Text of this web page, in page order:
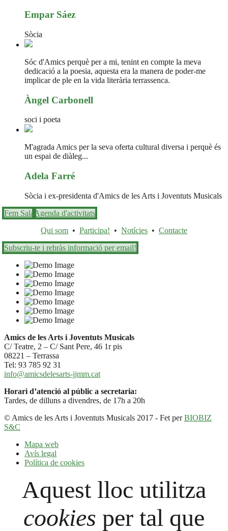
Empar Sáez
Sòcia
Sóc d'Amics perquè per a mi, tenint en compte la meva
dedicació a la poesia, aquesta era la manera de poder-me
implicar de ple en la vida literària terrassenca.
Àngel Carbonell
soci i poeta
M'agrada Amics per la seva oferta cultural diversa i perquè és
un espai de diàleg...
Adela Farré
Sòcia i ex-presidenta d'Amics de les Arts i Joventuts Musicals
Fem Sala Agenda d'activitats
Qui som • Participa! • Notícies • Contacte
Subscriu-te i rebràs informació per email!
Amics de les Arts i Joventuts Musicals
C/ Teatre, 2 – C/ Sant Pere, 46 1r pis
08221 – Terrassa
Tel: 93 785 92 31
info@amicsdelesarts-jjmm.cat
Horari d’atenció al públic a secretaria:
Tardes, de dilluns a divendres, de 17h a 20h
© Amics de les Arts i Joventuts Musicals 2017 - Fet perBIOBIZ
S&C
Mapa web
Avís legal
Política de cookies
Aquest lloc utilitza
cookies per tal que